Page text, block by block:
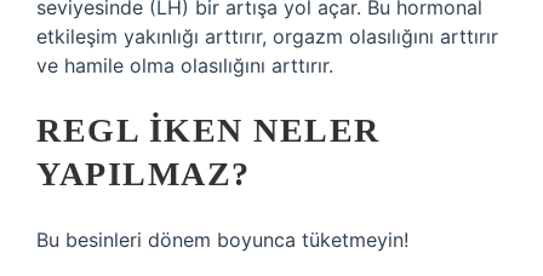
seviyesinde (LH) bir artışa yol açar. Bu hormonal
etkileşim yakınlığı arttırır, orgazm olasılığını arttırır
ve hamile olma olasılığını arttırır.
REGL IKEN NELER
YAPILMAZ?
Bu besinleri dönem boyunca tüketmeyin!